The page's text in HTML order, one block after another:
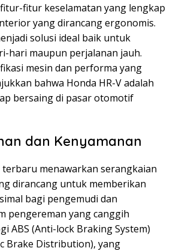
fitur keselamatan yang lengkap
yang dirancang ergonomis.
solusi ideal baik untuk
hari maupun perjalanan jauh.
mesin dan performa yang
bahwa Honda HR-V adalah
bersaing di pasar otomotif
dan Kenyamanan
terbaru menawarkan serangkaian
dirancang untuk memberikan
bagi pengemudi dan
pengereman yang canggih
ABS (Anti-lock Braking System)
Brake Distribution), yang